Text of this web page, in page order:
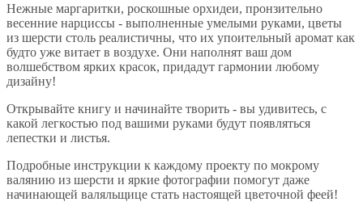
Нежные маргаритки, роскошные орхидеи, пронзительно
весенние нарциссы - выполненные умелыми руками, цветы
из шерсти столь реалистичны, что их упоительный аромат как
будто уже витает в воздухе. Они наполнят ваш дом
волшебством ярких красок, придадут гармонии любому
дизайну!
Открывайте книгу и начинайте творить - вы удивитесь, с
какой легкостью под вашими руками будут появляться
лепестки и листья.
Подробные инструкции к каждому проекту по мокрому
валянию из шерсти и яркие фотографии помогут даже
начинающей валяльщице стать настоящей цветочной феей!